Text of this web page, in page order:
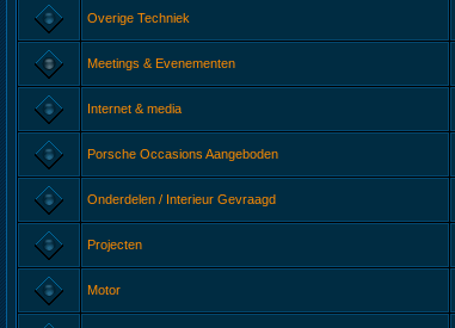
Overige Techniek
Meetings & Evenementen
Internet & media
Porsche Occasions Aangeboden
Onderdelen / Interieur Gevraagd
Projecten
Motor